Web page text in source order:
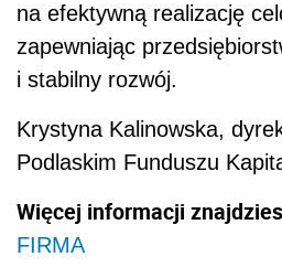
na efektywną realizację
zapewniając
i stabilny rozwój.
Krystyna Kalinowska,
Podlaskim Funduszu
Więcej informacji
FIRMA